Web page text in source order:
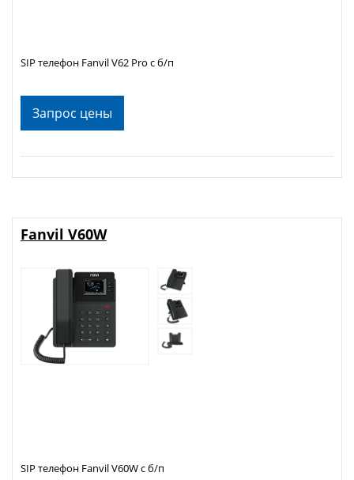
Запрос цены
SIP телефон Fanvil V62 Pro с б/п
Fanvil V60W
SIP телефон Fanvil V60W с б/п